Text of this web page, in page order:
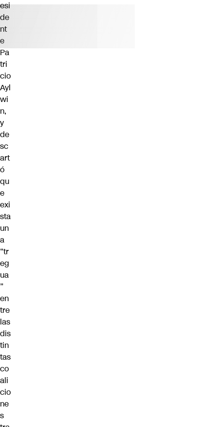
esi
de
nt
e
Pa
tri
cio
Ayl
wi
n,
y
de
sc
art
ó
qu
e
exi
sta
un
a
“tr
eg
ua
”
en
tre
las
dis
tin
tas
co
ali
cio
ne
s